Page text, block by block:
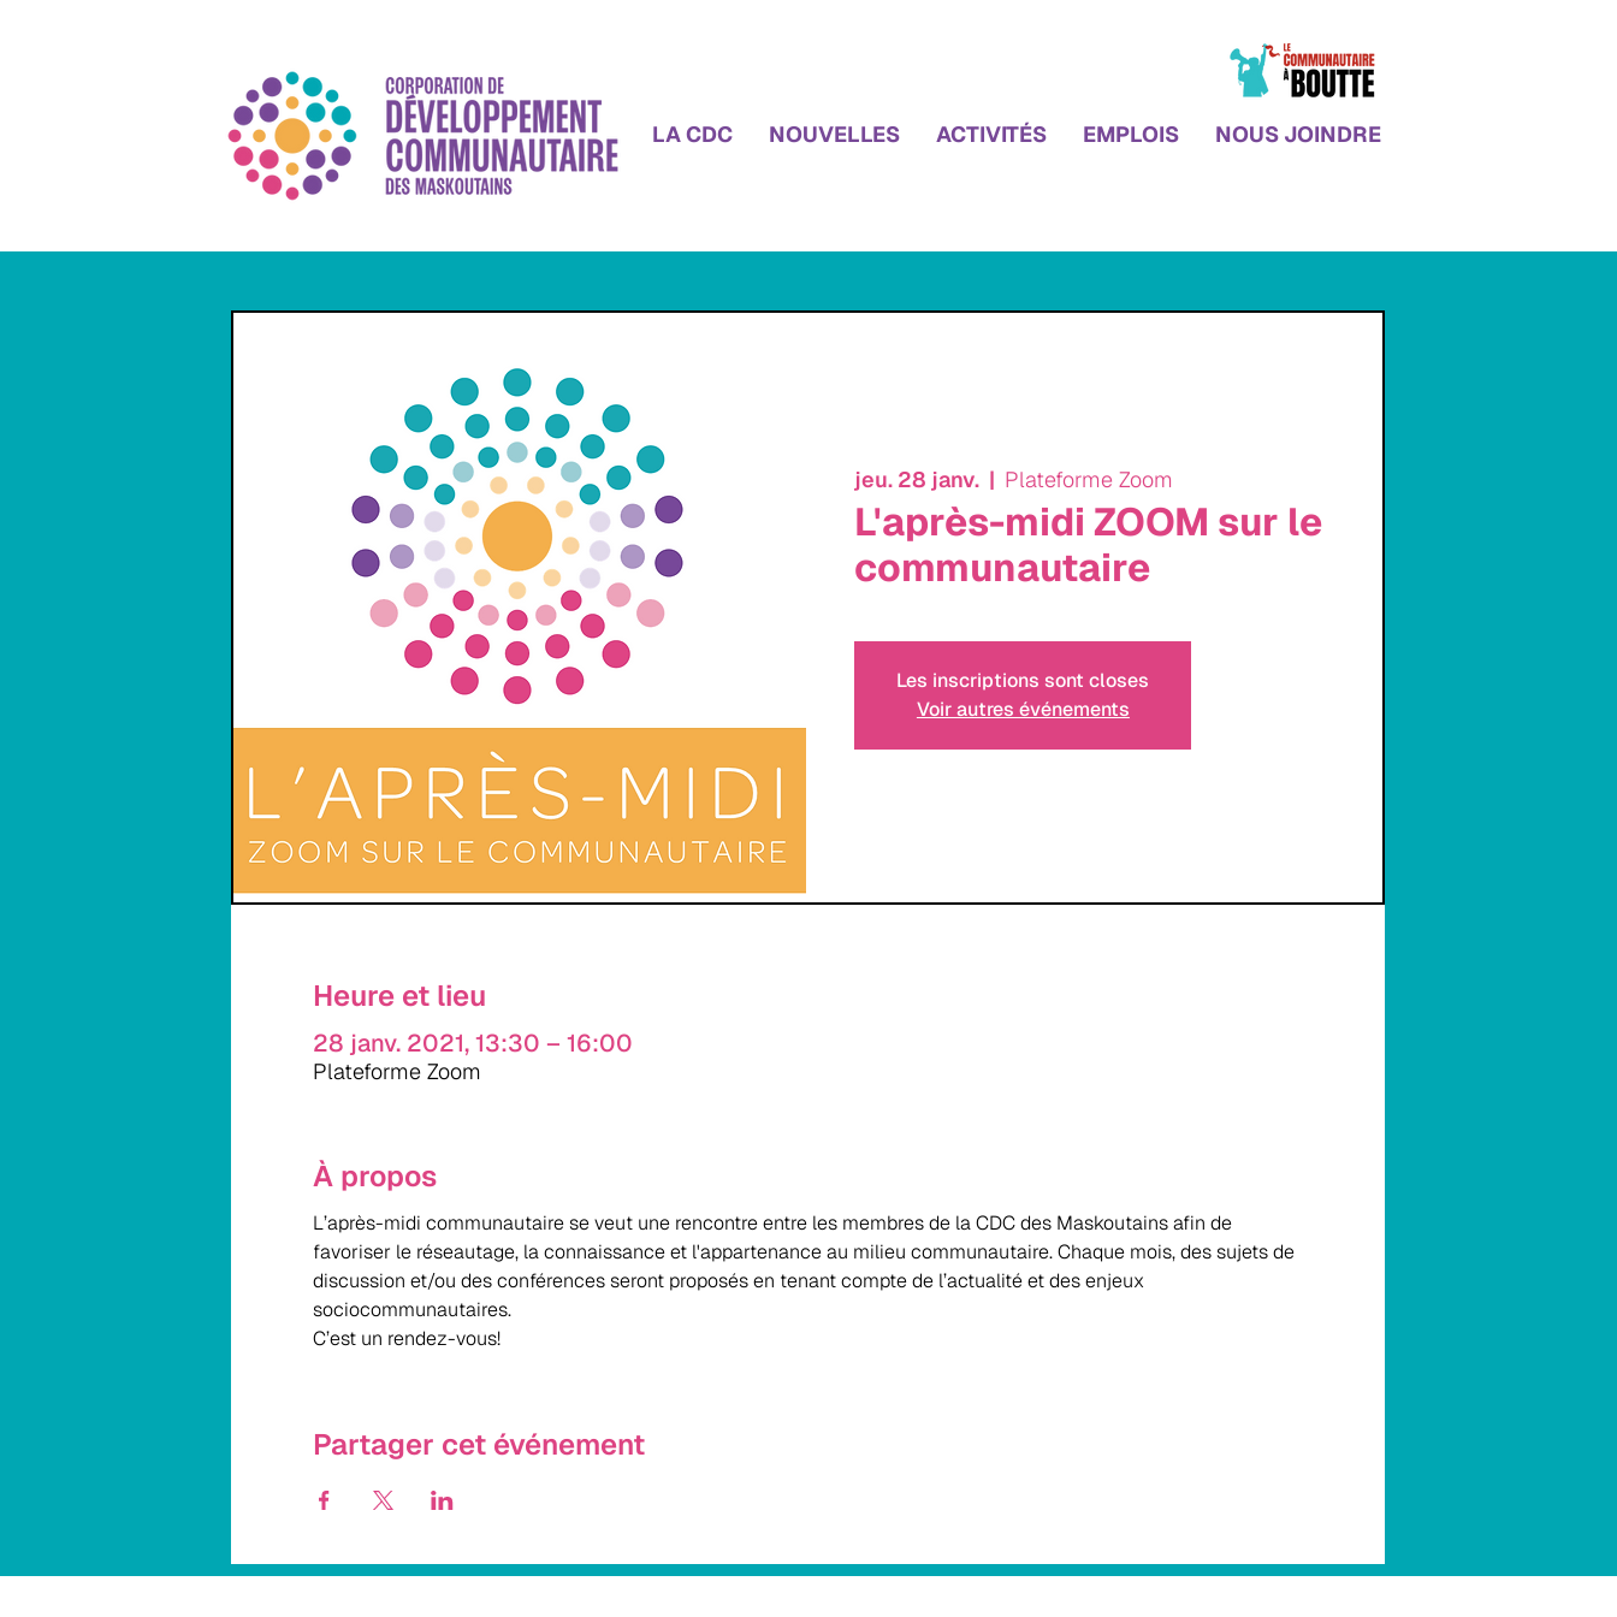
LA CDC NOUVELLES ACTIVITÉS EMPLOIS NOUS JOINDRE
jeu. 28 janv.
  |
Plateforme Zoom
L'après-midi ZOOM sur le
communautaire
Les inscriptions sont closes
Voir autres événements
Heure et lieu
28 janv. 2021, 13:30 – 16:00
Plateforme Zoom
À propos
L’après-midi communautaire se veut une rencontre entre les membres de la CDC des Maskoutains afin de
favoriser le réseautage, la connaissance et l'appartenance au milieu communautaire. Chaque mois, des sujets de
discussion et/ou des conférences seront proposés en tenant compte de l’actualité et des enjeux
sociocommunautaires.
C’est un rendez-vous!
Partager cet événement